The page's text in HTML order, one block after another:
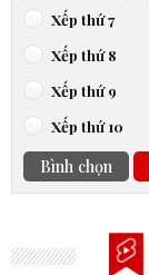
Xếp thứ 7
Xếp thứ 8
Xếp thứ 9
Xếp thứ 10
Bình chọn